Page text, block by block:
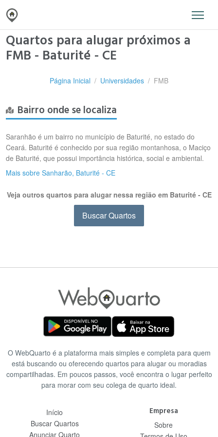
Quartos para alugar próximos a
FMB - Baturité - CE
Página Inicial Universidades FMB
Bairro onde se localiza
Saranhão é um bairro no município de Baturité, no estado do
Ceará. Baturité é conhecido por sua região montanhosa, o Maciço
de Baturité, que possui importância histórica, social e ambiental.
Mais sobre Sanharão, Baturité - CE
Veja outros quartos para alugar nessa região em Baturité - CE
Buscar Quartos
O WebQuarto é a plataforma mais simples e completa para quem
está buscando ou oferecendo quartos para alugar ou moradias
compartilhadas. Em poucos passos, você encontra o lugar perfeito
para morar com seu colega de quarto ideal.
Início
Buscar Quartos
Anunciar Quarto
Empresa
Sobre